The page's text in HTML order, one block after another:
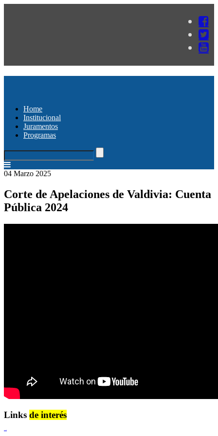
Home
Institucional
Juramentos
Programas
04 Marzo 2025
Corte de Apelaciones de Valdivia: Cuenta
Pública 2024
Links de interés